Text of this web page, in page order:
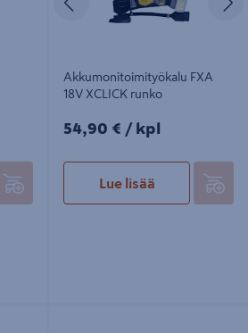
Akkumonitoimityökalu FXA
18V XCLICK runko
54,90€/kpl
54,90 € / kpl
Lue lisää